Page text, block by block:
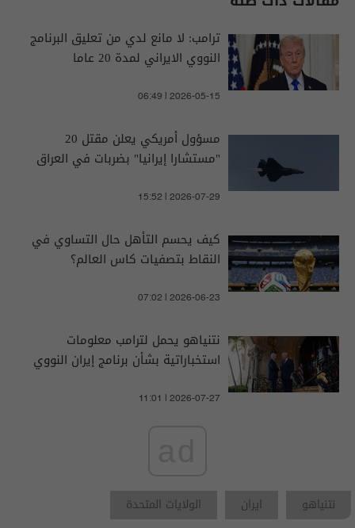
ترامب: لا مانع لدي من تعليق البرنامج
النووي الايراني لمدة 20 عاما
06:49 | 2026-05-15
مسؤول أمريكي يعلن مقتل 20
"مستشارا إيرانيا" بضربات في العراق
15:52 | 2026-07-29
كيف يحسم التأهل حال التساوي في
النقاط بتصفيات كاس العالم؟
07:02 | 2026-06-23
نتنياهو يحمل لترامب معلومات
استخباراتية بشأن برنامج إيران النووي
11:01 | 2026-07-27
نتنياهو ايران الولايات المتحدة